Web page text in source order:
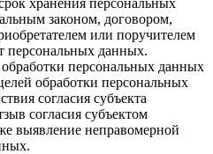
законом, договором,
или поручителем
персональных данных.
персональных данных
обработки персональных
согласия субъекта
согласия субъектом
выявление неправомерной